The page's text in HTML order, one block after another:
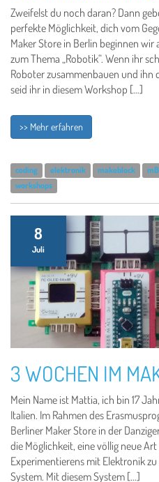
Zweifelst du noch daran? Dann
perfekte Möglichkeit, dich vom
Maker Store in Berlin beginnen
zum Thema „Robotik“. Wenn ihr
Roboter zusammenbauen und
seid ihr in diesem Workshop […]
>> Mehr erfahren
coding elektronik makeblock
workshops
8
Juli
3 WOCHEN IM
Mein Name ist Mattia, ich bin 17
Italien. Im Rahmen des
Berliner Maker Store in der
die Möglichkeit, eine völlig neue
Experimentierens mit Elektronik zu
System. Mit diesem System […]